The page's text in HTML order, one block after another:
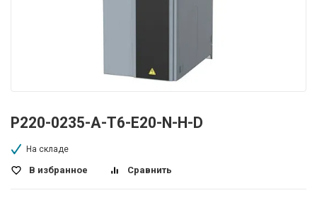
P220-0235-A-T6-E20-N-H-D
На складе
В избранное Сравнить